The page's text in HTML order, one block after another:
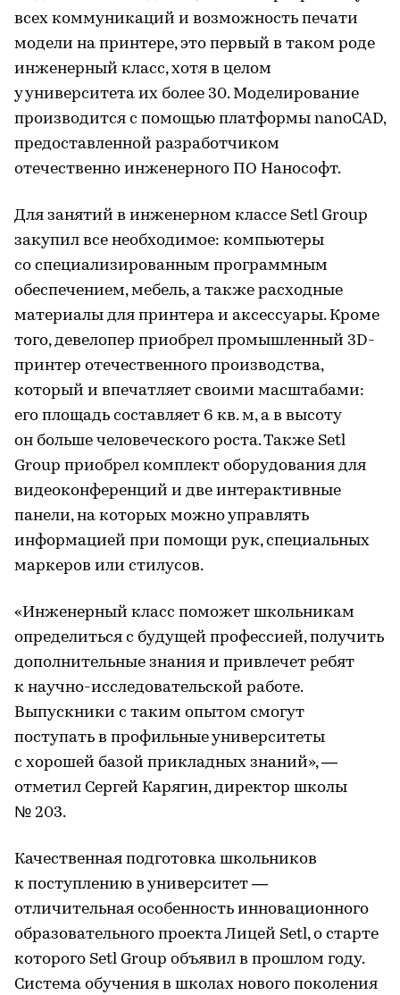
всех коммуникаций и возможность печати
модели на принтере, это первый в таком роде
инженерный класс, хотя в целом
у университета их более 30. Моделирование
производится с помощью платформы nanoCAD,
предоставленной разработчиком
отечественно инженерного ПО Нанософт.
Для занятий в инженерном классе Setl Group
закупил все необходимое: компьютеры
со специализированным программным
обеспечением, мебель, а также расходные
материалы для принтера и аксессуары. Кроме
того, девелопер приобрел промышленный 3D-
принтер отечественного производства,
который и впечатляет своими масштабами:
его площадь составляет 6 кв. м, а в высоту
он больше человеческого роста. Также Setl
Group приобрел комплект оборудования для
видеоконференций и две интерактивные
панели, на которых можно управлять
информацией при помощи рук, специальных
маркеров или стилусов.
«Инженерный класс поможет школьникам
определиться с будущей профессией, получить
дополнительные знания и привлечет ребят
к научно-исследовательской работе.
Выпускники с таким опытом смогут
поступать в профильные университеты
с хорошей базой прикладных знаний», —
отметил Сергей Карягин, директор школы
№ 203.
Качественная подготовка школьников
к поступлению в университет —
отличительная особенность инновационного
образовательного проекта Лицей Setl, о старте
которого Setl Group объявил в прошлом году.
Система обучения в школах нового поколения